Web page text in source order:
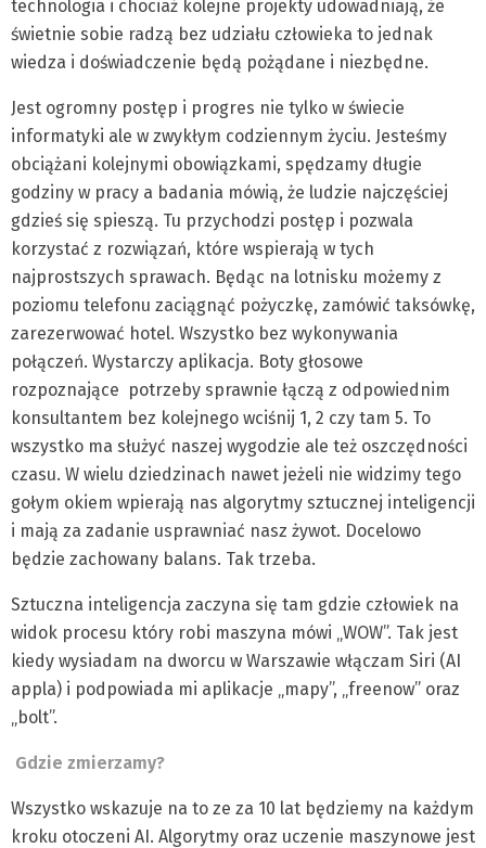
technologia i chociaż kolejne projekty udowadniają, że
świetnie sobie radzą bez udziału człowieka to jednak
wiedza i doświadczenie będą pożądane i niezbędne.
Jest ogromny postęp i progres nie tylko w świecie
informatyki ale w zwykłym codziennym życiu. Jesteśmy
obciążani kolejnymi obowiązkami, spędzamy długie
godziny w pracy a badania mówią, że ludzie najczęściej
gdzieś się spieszą. Tu przychodzi postęp i pozwala
korzystać z rozwiązań, które wspierają w tych
najprostszych sprawach. Będąc na lotnisku możemy z
poziomu telefonu zaciągnąć pożyczkę, zamówić taksówkę,
zarezerwować hotel. Wszystko bez wykonywania
połączeń. Wystarczy aplikacja. Boty głosowe
rozpoznające potrzeby sprawnie łączą z odpowiednim
konsultantem bez kolejnego wciśnij 1, 2 czy tam 5. To
wszystko ma służyć naszej wygodzie ale też oszczędności
czasu. W wielu dziedzinach nawet jeżeli nie widzimy tego
gołym okiem wpierają nas algorytmy sztucznej inteligencji
i mają za zadanie usprawniać nasz żywot. Docelowo
będzie zachowany balans. Tak trzeba.
Sztuczna inteligencja zaczyna się tam gdzie człowiek na
widok procesu który robi maszyna mówi „WOW”. Tak jest
kiedy wysiadam na dworcu w Warszawie włączam Siri (AI
appla) i podpowiada mi aplikacje „mapy”, „freenow” oraz
„bolt”.
Gdzie zmierzamy?
Wszystko wskazuje na to ze za 10 lat będziemy na każdym
kroku otoczeni AI. Algorytmy oraz uczenie maszynowe jest